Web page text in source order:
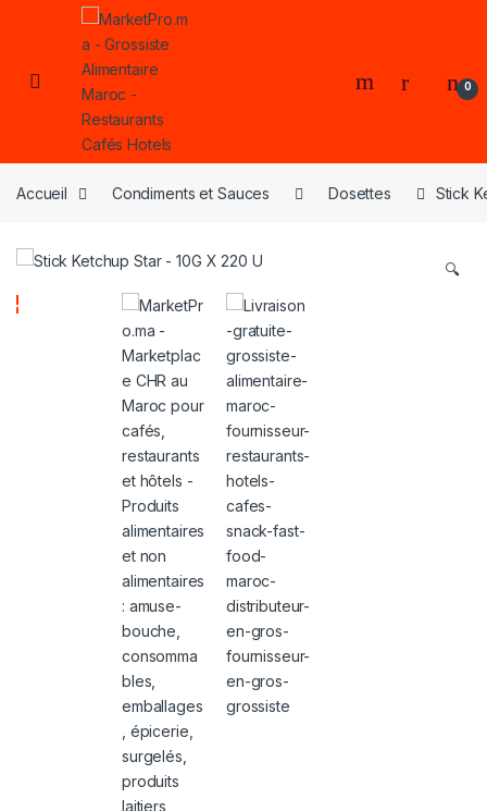
Skip to navigation
Skip to content
Open 0
Accueil Condiments et Sauces Dosettes Stick
🔍